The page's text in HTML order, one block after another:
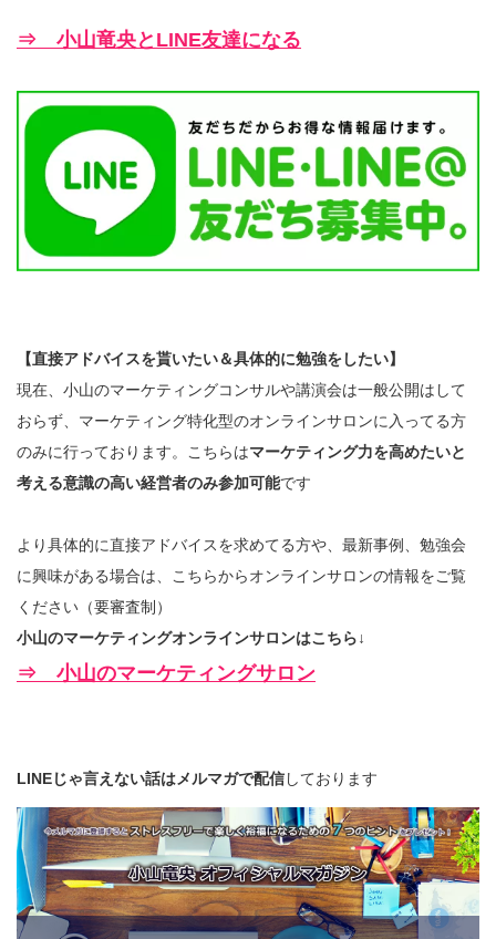
⇒ 小山竜央とLINE友達になる
【直接アドバイスを貰いたい＆具体的に勉強をしたい】
現在、小山のマーケティングコンサルや講演会は一般公開はして
おらず、マーケティング特化型のオンラインサロンに入ってる方
のみに行っております。こちらはマーケティング力を高めたいと
考える意識の高い経営者のみ参加可能です
より具体的に直接アドバイスを求めてる方や、最新事例、勉強会
に興味がある場合は、こちらからオンラインサロンの情報をご覧
ください（要審査制）
小山のマーケティングオンラインサロンはこちら↓
⇒ 小山のマーケティングサロン
LINEじゃ言えない話はメルマガで配信しております